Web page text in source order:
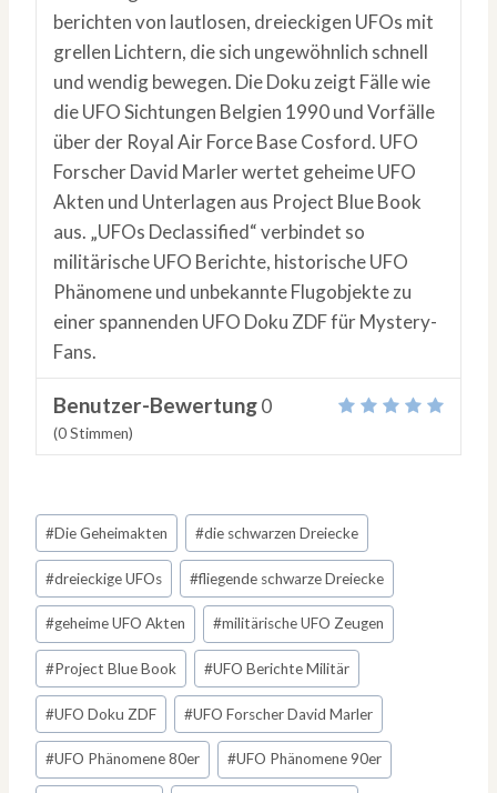
berichten von lautlosen, dreieckigen UFOs mit
grellen Lichtern, die sich ungewöhnlich schnell
und wendig bewegen. Die Doku zeigt Fälle wie
die UFO Sichtungen Belgien 1990 und Vorfälle
über der Royal Air Force Base Cosford. UFO
Forscher David Marler wertet geheime UFO
Akten und Unterlagen aus Project Blue Book
aus. „UFOs Declassified“ verbindet so
militärische UFO Berichte, historische UFO
Phänomene und unbekannte Flugobjekte zu
einer spannenden UFO Doku ZDF für Mystery-
Fans.
Benutzer-Bewertung0
(0Stimmen)
Schlagworte:
#Die Geheimakten #die schwarzen Dreiecke
#dreieckige UFOs #fliegende schwarze Dreiecke
#geheime UFO Akten #militärische UFO Zeugen
#Project Blue Book #UFO Berichte Militär
#UFO Doku ZDF #UFO Forscher David Marler
#UFO Phänomene 80er #UFO Phänomene 90er